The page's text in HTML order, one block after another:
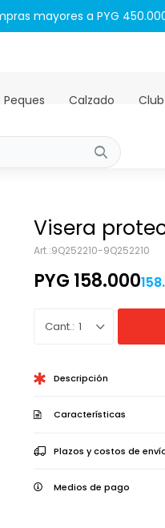
mayores a PYG
Peques Calzado
Visera
9Q252210-9Q252210
PYG 158.000
1
Descripción
Características
Plazos y costos de
Medios de pago